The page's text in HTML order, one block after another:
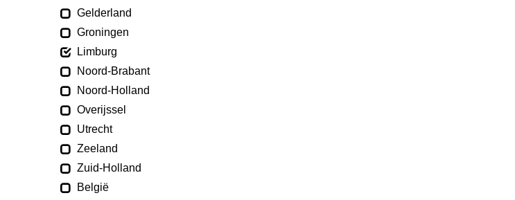
Gelderland
Groningen
Limburg
Noord-Brabant
Noord-Holland
Overijssel
Utrecht
Zeeland
Zuid-Holland
België